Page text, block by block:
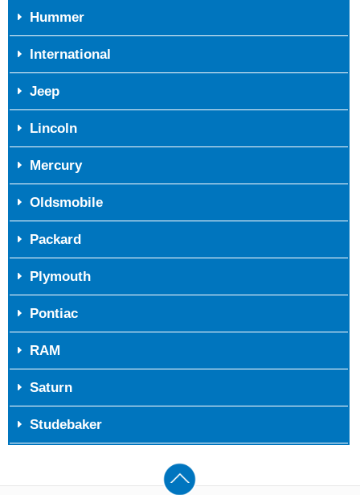
Hummer
International
Jeep
Lincoln
Mercury
Oldsmobile
Packard
Plymouth
Pontiac
RAM
Saturn
Studebaker